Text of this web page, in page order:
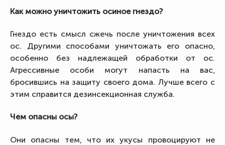
Как можно уничтожить осиное гнездо?
Гнездо есть смысл сжечь после уничтожения всех
ос. Другими способами уничтожать его опасно,
особенно без надлежащей обработки от ос.
Агрессивные особи могут напасть на вас,
бросившись на защиту своего дома. Лучше всего с
этим справится дезинсекционная служба.
Чем опасны осы?
Они опасны тем, что их укусы провоцируют не